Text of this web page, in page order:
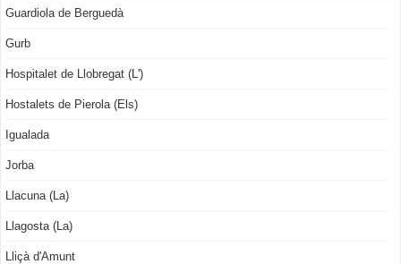
Guardiola de Berguedà
Gurb
Hospitalet de Llobregat (L')
Hostalets de Pierola (Els)
Igualada
Jorba
Llacuna (La)
Llagosta (La)
Lliçà d'Amunt